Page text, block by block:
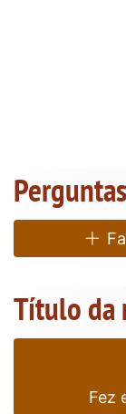
Perguntas
Título da
Fez